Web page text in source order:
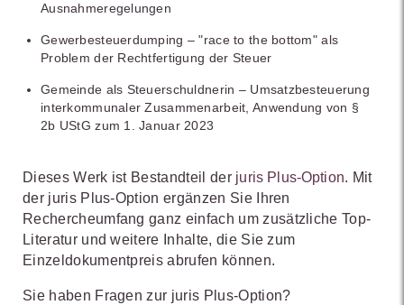
Ausnahmeregelungen
Gewerbesteuerdumping – "race to the bottom" als
Problem der Rechtfertigung der Steuer
Gemeinde als Steuerschuldnerin – Umsatzbesteuerung
interkommunaler Zusammenarbeit, Anwendung von §
2b UStG zum 1. Januar 2023
Dieses Werk ist Bestandteil der juris Plus-Option. Mit
der juris Plus-Option ergänzen Sie Ihren
Rechercheumfang ganz einfach um zusätzliche Top-
Literatur und weitere Inhalte, die Sie zum
Einzeldokumentpreis abrufen können.
Sie haben Fragen zur juris Plus-Option?